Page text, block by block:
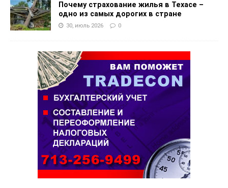
Почему страхование жилья в Техасе –
одно из самых дорогих в стране
30, июль 2026 0